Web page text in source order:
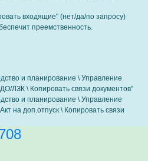
входящие" (нет/да/по запросу)
преемственность.
и планирование \ Управление
ЛЗК \ Копировать связи документов"
и планирование \ Управление
на доп.отпуск \ Копировать связи